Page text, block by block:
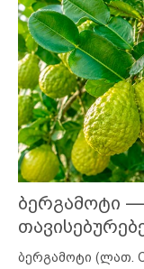
ბერგამოტი
ბერგამოტი (ლათ.